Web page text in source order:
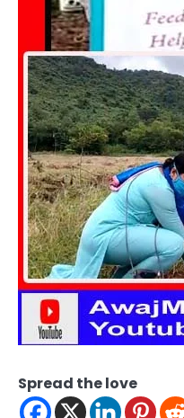
Spread the love